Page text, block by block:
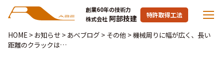
創業60年の技術力
株式会社 阿部技建 特許取得工法
HOME> お知らせ> あべブログ> その他>機械周りに幅が広く、長い
距離のクラックは…